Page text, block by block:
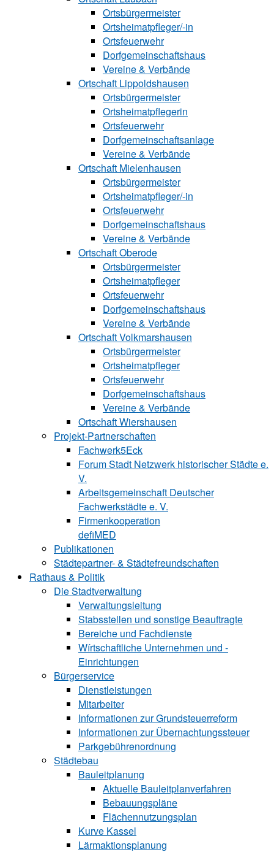
Ortsbürgermeister
Ortsheimatpfle‍ger/-in
Ortsfeuerwehr
Dorfgemeinschaftshaus
Vereine & Verbände
Ortschaft Lip‍polds‍hau‍sen
Ortsbürgermeister
Ortsheimatpflegerin
Ortsfeuerwehr
Dorfgemeinschaftsanlage
Vereine & Verbände
Ortschaft Mielenhausen
Ortsbürgermeister
Ortsheimatpfle‍‍ger/-in
Ortsfeuerwehr
Dorfgemeinschaftshaus
Vereine & Verbände
Ortschaft Oberode
Ortsbürgermeister
Ortsheimatpfle‍ger
Ortsfeuerwehr
Dorfgemeinschaftshaus
Vereine & Verbände
Ortschaft Volk‍mars‍hau‍sen
Ortsbürgermeister
Ortsheimatpfleger
Ortsfeuerwehr
Dorfgemeinschaftshaus
Vereine & Verbände
Ortschaft Wiershausen
Projekt-Partnerschaften
Fachwerk5Eck
Forum Stadt Netzwerk historischer Städte e.
V.
Arbeitsgemeinschaft Deutscher
Fachwerkstädte e. V.
Firmenkooperation
defiMED
Publikationen
Städtepartner- & Städtefreundschaften
Rathaus & Politik
Die Stadtverwaltung
Verwaltungsleitung
Stabsstellen und ­sonstige Beauftragte
Bereiche und ­Fachdienste
Wírtschaftliche ­Unternehmen und ­
Einrichtungen
Bürgerservice
Dienstleistungen
Mitarbeiter
Informationen zur Grund‍steu‍er‍re‍form
Informationen zur Über‍nachtungssteuer
Parkgebührenordnung
Städtebau
Bauleitplanung
Aktuelle Bauleitplanverfahren
Bebauungspläne
Flächennutzungsplan
Kurve Kassel
Lärmaktionsplanung